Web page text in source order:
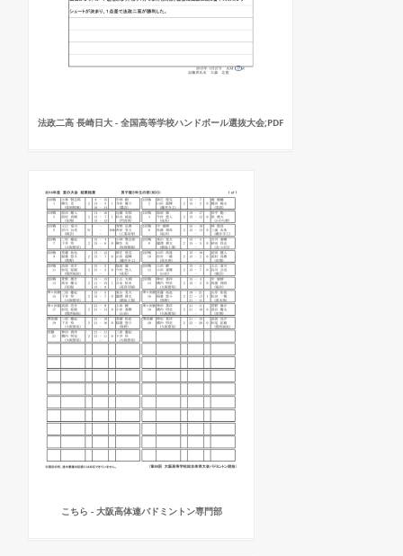
法政二高 長崎日大 - 全国高等学校ハンドボール選抜大会;PDF
こちら - 大阪高体連バドミントン専門部